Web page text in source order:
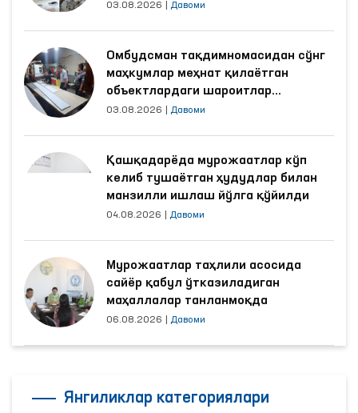
03.08.2026 Давоми
Омбудсман тақдимномасидан сўнг
маҳкумлар меҳнат қилаётган
объектлардаги шароитлар
яхшиланди
03.08.2026 Давоми
Қашқадарёда мурожаатлар кўп
келиб тушаётган ҳудудлар билан
манзилли ишлаш йўлга қўйилди
04.08.2026 Давоми
Мурожаатлар таҳлили асосида
сайёр қабул ўтказиладиган
маҳаллалар танланмоқда
06.08.2026 Давоми
Янгиликлар категориялари